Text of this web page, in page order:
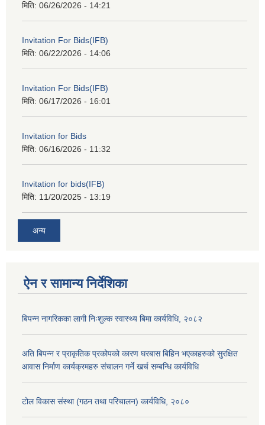
मिति: 06/26/2026 - 14:21
Invitation For Bids(IFB)
मिति: 06/22/2026 - 14:06
Invitation For Bids(IFB)
मिति: 06/17/2026 - 16:01
Invitation for Bids
मिति: 06/16/2026 - 11:32
Invitation for bids(IFB)
मिति: 11/20/2025 - 13:19
अन्य
ऐन र सामान्य निर्देशिका
बिपन्न नागरिकका लागी निःशुल्क स्वास्थ्य बिमा कार्यविधि, २०८२
अति बिपन्न र प्राकृतिक प्रकोपको कारण घरबास बिहिन भएकाहरुको सुरक्षित
आवास निर्माण कार्यक्रमहरु संचालन गर्ने खर्च सम्बन्धि कार्यविधि
टोल विकास संस्था (गठन तथा परिचालन) कार्यविधि, २०८०